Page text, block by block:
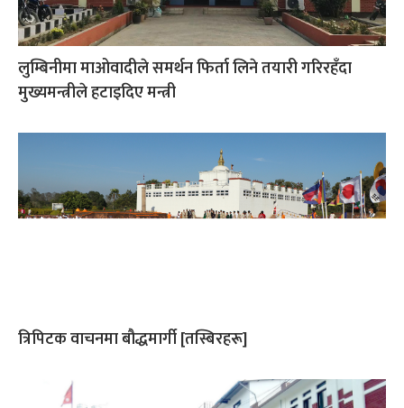
लुम्बिनीमा माओवादीले समर्थन फिर्ता लिने तयारी गरिरहँदा
मुख्यमन्त्रीले हटाइदिए मन्त्री
त्रिपिटक वाचनमा बौद्धमार्गी [तस्बिरहरू]